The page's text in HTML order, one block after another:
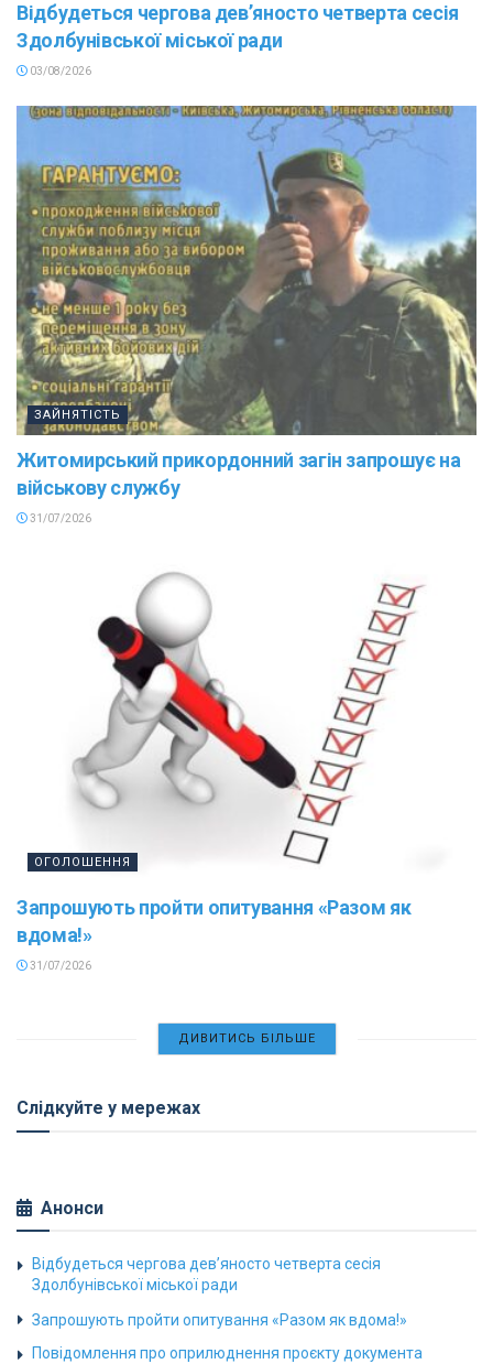
Відбудеться чергова дев’яносто четверта сесія
Здолбунівської міської ради
03/08/2026
ЗАЙНЯТІСТЬ
Житомирський прикордонний загін запрошує на
військову службу
31/07/2026
ОГОЛОШЕННЯ
Запрошують пройти опитування «Разом як
вдома!»
31/07/2026
ДИВИТИСЬ БІЛЬШЕ
Слідкуйте у мережах
Анонси
Відбудеться чергова дев’яносто четверта сесія
Здолбунівської міської ради
Запрошують пройти опитування «Разом як вдома!»
Повідомлення про оприлюднення проєкту документа